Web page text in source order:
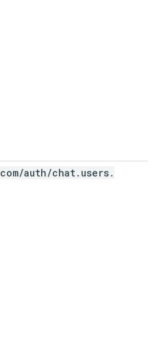
com/auth/chat. users.